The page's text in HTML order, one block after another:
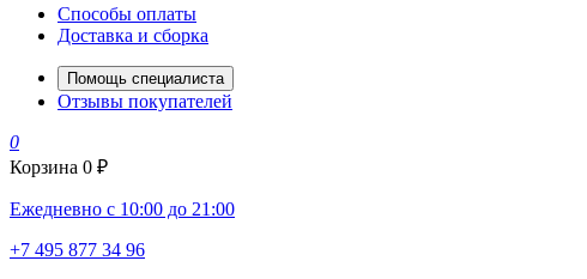
Способы оплаты
Доставка и сборка
Помощь специалиста
Отзывы покупателей
0
Корзина 0 ₽
Ежедневно с 10:00 до 21:00
+7 495 877 34 96